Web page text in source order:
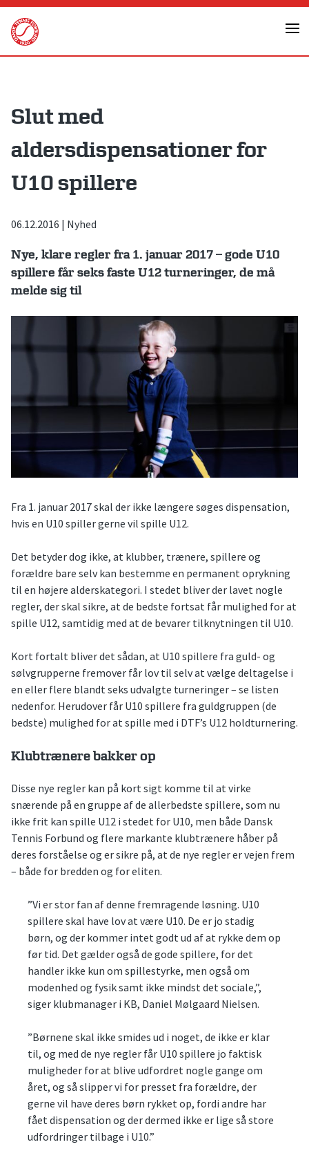
Skip
content
Slut med
aldersdispensationer for
U10 spillere
06.12.2016 | Nyhed
Nye, klare regler fra 1. januar 2017 – gode U10
spillere får seks faste U12 turneringer, de må
melde sig til
Fra 1. januar 2017 skal der ikke længere søges dispensation,
hvis en U10 spiller gerne vil spille U12.
Det betyder dog ikke, at klubber, trænere, spillere og
forældre bare selv kan bestemme en permanent oprykning
til en højere alderskategori. I stedet bliver der lavet nogle
regler, der skal sikre, at de bedste fortsat får mulighed for at
spille U12, samtidig med at de bevarer tilknytningen til U10.
Kort fortalt bliver det sådan, at U10 spillere fra guld- og
sølvgrupperne fremover får lov til selv at vælge deltagelse i
en eller flere blandt seks udvalgte turneringer – se listen
nedenfor. Herudover får U10 spillere fra guldgruppen (de
bedste) mulighed for at spille med i DTF’s U12 holdturnering.
Klubtrænere bakker op
Disse nye regler kan på kort sigt komme til at virke
snærende på en gruppe af de allerbedste spillere, som nu
ikke frit kan spille U12 i stedet for U10, men både Dansk
Tennis Forbund og flere markante klubtrænere håber på
deres forståelse og er sikre på, at de nye regler er vejen frem
– både for bredden og for eliten.
”Vi er stor fan af denne fremragende løsning. U10
spillere skal have lov at være U10. De er jo stadig
børn, og der kommer intet godt ud af at rykke dem op
før tid. Det gælder også de gode spillere, for det
handler ikke kun om spillestyrke, men også om
modenhed og fysik samt ikke mindst det sociale,”,
siger klubmanager i KB, Daniel Mølgaard Nielsen.
”Børnene skal ikke smides ud i noget, de ikke er klar
til, og med de nye regler får U10 spillere jo faktisk
muligheder for at blive udfordret nogle gange om
året, og så slipper vi for presset fra forældre, der
gerne vil have deres børn rykket op, fordi andre har
fået dispensation og der dermed ikke er lige så store
udfordringer tilbage i U10.”